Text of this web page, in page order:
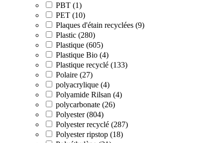
PBT (1)
PET (10)
Plaques d'étain recyclées (9)
Plastic (280)
Plastique (605)
Plastique Bio (4)
Plastique recyclé (133)
Polaire (27)
polyacrylique (4)
Polyamide Rilsan (4)
polycarbonate (26)
Polyester (804)
Polyester recyclé (287)
Polyester ripstop (18)